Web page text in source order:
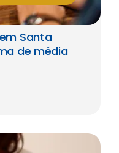
Santa
de média